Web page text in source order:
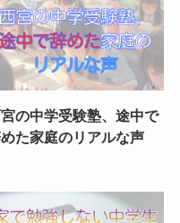
の中学受験塾、途中で
た家庭のリアルな声